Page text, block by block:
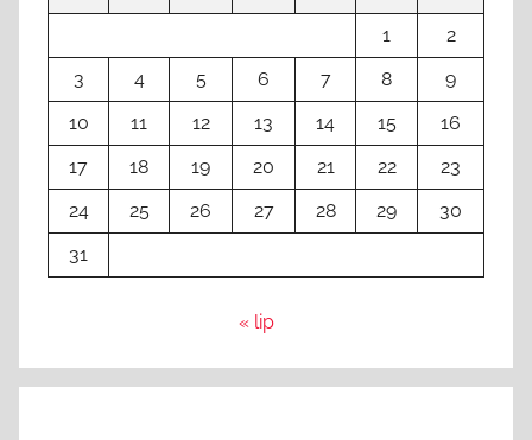
1
2
3
4 5 6 7 8
9
10
11 12 13 14 15
16
17
18 19 20 21 22
23
24
25 26 27 28 29
30
31
« lip